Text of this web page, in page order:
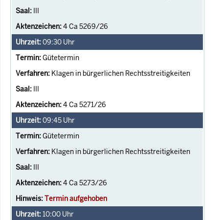
III
4 Ca 5269/26
09:30 Uhr
Gütetermin
Klagen in bürgerlichen Rechtsstreitigkeiten
III
4 Ca 5271/26
09:45 Uhr
Gütetermin
Klagen in bürgerlichen Rechtsstreitigkeiten
III
4 Ca 5273/26
Termin aufgehoben
10:00 Uhr